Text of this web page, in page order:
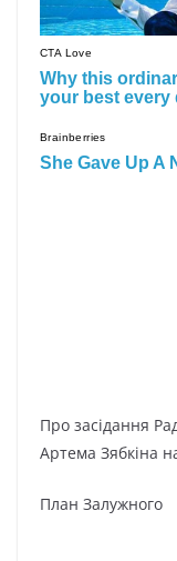
Про засідання
Артема Зябкіна
План Залужного